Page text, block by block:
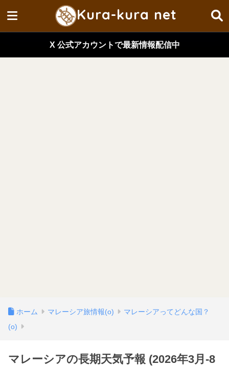
Kura-kura net
X 公式アカウントで最新情報配信中
ホーム マレーシア旅情報(o)
マレーシアってどんな国？
(o)
マレーシアの長期天気予報 (2026年3月-8